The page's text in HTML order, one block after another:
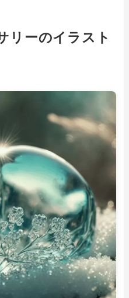
リーのイラスト